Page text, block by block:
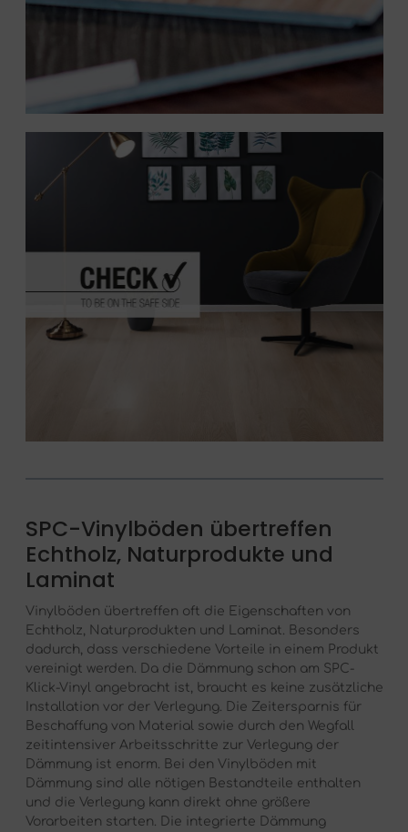
SPC-Vinylböden übertreffen
Echtholz, Naturprodukte und
Laminat
Vinylböden übertreffen oft die Eigenschaften von
Echtholz, Naturprodukten und Laminat. Besonders
dadurch, dass verschiedene Vorteile in einem Produkt
vereinigt werden. Da die Dämmung schon am SPC-
Klick-Vinyl angebracht ist, braucht es keine zusätzliche
Installation vor der Verlegung. Die Zeitersparnis für
Beschaffung von Material sowie durch den Wegfall
zeitintensiver Arbeitsschritte zur Verlegung der
Dämmung ist enorm. Bei den Vinylböden mit
Dämmung sind alle nötigen Bestandteile enthalten
und die Verlegung kann direkt ohne größere
Vorarbeiten starten. Die integrierte Dämmung